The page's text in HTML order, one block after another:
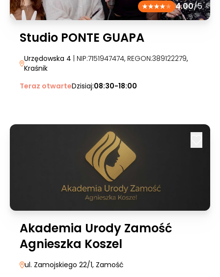
4.00/5
Studio PONTE GUAPA
Urzędowska 4 | NIP:7151947474, REGON:389122279,
Kraśnik
Teraz otwarteDzisiaj:08:30-18:00
Akademia Urody Zamość
Agnieszka Koszel
ul. Zamojskiego 22/1, Zamość